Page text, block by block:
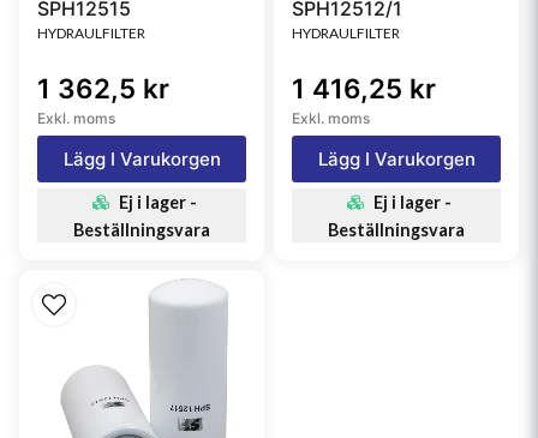
SPH12515
HYDRAULFILTER
1 362,5 kr
Exkl. moms
Lägg I Varukorgen
Ej i lager -
Beställningsvara
SPH12512/1
HYDRAULFILTER
1 416,25 kr
Exkl. moms
Lägg I Varukorgen
Ej i lager -
Beställningsvara